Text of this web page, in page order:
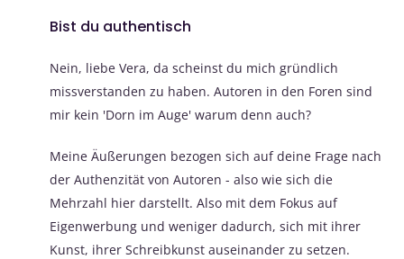
Bist du authentisch
Nein, liebe Vera, da scheinst du mich gründlich
missverstanden zu haben. Autoren in den Foren sind
mir kein 'Dorn im Auge' warum denn auch?
Meine Äußerungen bezogen sich auf deine Frage nach
der Authenzität von Autoren - also wie sich die
Mehrzahl hier darstellt. Also mit dem Fokus auf
Eigenwerbung und weniger dadurch, sich mit ihrer
Kunst, ihrer Schreibkunst auseinander zu setzen.